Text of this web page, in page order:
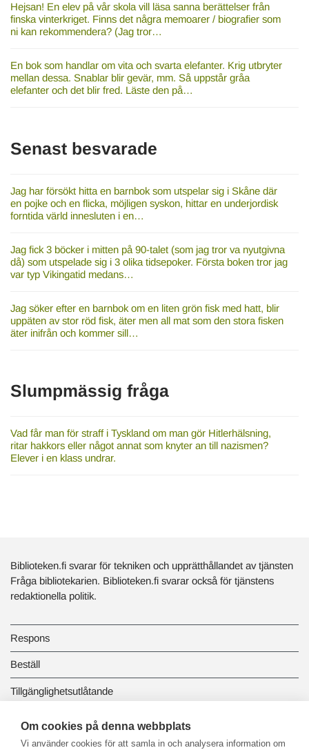
Hejsan! En elev på vår skola vill läsa sanna berättelser från
finska vinterkriget. Finns det några memoarer / biografier som
ni kan rekommendera? (Jag tror…
En bok som handlar om vita och svarta elefanter. Krig utbryter
mellan dessa. Snablar blir gevär, mm. Så uppstår gråa
elefanter och det blir fred. Läste den på…
Senast besvarade
Jag har försökt hitta en barnbok som utspelar sig i Skåne där
en pojke och en flicka, möjligen syskon, hittar en underjordisk
forntida värld innesluten i en…
Jag fick 3 böcker i mitten på 90-talet (som jag tror va nyutgivna
då) som utspelade sig i 3 olika tidsepoker. Första boken tror jag
var typ Vikingatid medans…
Jag söker efter en barnbok om en liten grön fisk med hatt, blir
uppäten av stor röd fisk, äter men all mat som den stora fisken
äter inifrån och kommer sill…
Slumpmässig fråga
Vad får man för straff i Tyskland om man gör Hitlerhälsning,
ritar hakkors eller något annat som knyter an till nazismen?
Elever i en klass undrar.
Biblioteken.fi svarar för tekniken och upprätthållandet av tjänsten
Fråga bibliotekarien. Biblioteken.fi svarar också för tjänstens
redaktionella politik.
Respons
Beställ
Tillgänglighetsutlåtande
Länkbiblioteket
Om cookies på denna webbplats
Vi använder cookies för att samla in och analysera information om